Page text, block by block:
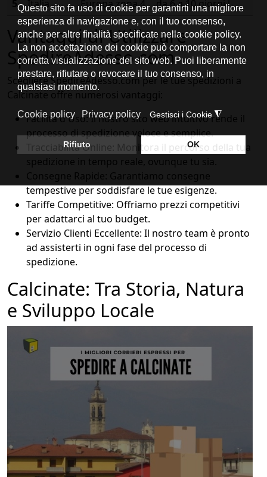
Italia Europa zona 4 da 6 a 10 giorni l.
Vantaggi di Utilizzare
SpedireAdesso.com
Scegliere SpedireAdesso.com per le tue spedizioni a
Calcinate offre numerosi vantaggi:
Facilità d'Uso: Il nostro sito web intuitivo rende il
processo di spedizione veloce e semplice.
Tracciabilità Online: Monitora il percorso della tua
spedizione in tempo reale, ovunque tu sia.
Consegne Rapide: Garantiamo consegne
tempestive per soddisfare le tue esigenze.
Tariffe Competitive: Offriamo prezzi competitivi
per adattarci al tuo budget.
Servizio Clienti Eccellente: Il nostro team è pronto
ad assisterti in ogni fase del processo di
spedizione.
Calcinate: Tra Storia, Natura
e Sviluppo Locale